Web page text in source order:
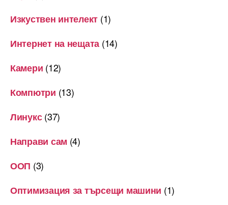
Изкуствен интелект (1)
Интернет на нещата (14)
Камери (12)
Компютри (13)
Линукс(37)
Направи сам (4)
ООП (3)
Оптимизация за търсещи машини (1)